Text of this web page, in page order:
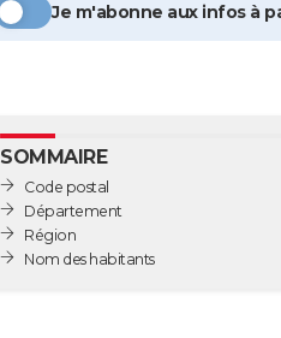
Je m'abonne aux infos à
SOMMAIRE
Code postal
Département
Région
Nom des habitants